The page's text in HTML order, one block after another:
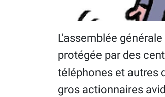
L'assemblée
protégée par des
téléphones et autres
gros actionnaires